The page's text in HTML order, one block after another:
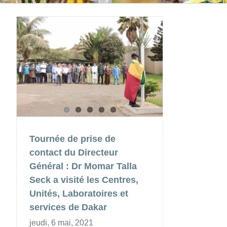
Tournée de prise de
contact du Directeur
Général : Dr Momar Talla
Seck a visité les Centres,
Unités, Laboratoires et
services de Dakar
jeudi, 6 mai, 2021